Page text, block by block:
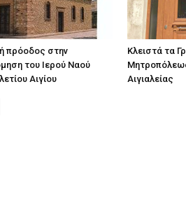
πρόοδος στην
του Ιερού Ναού
Αιγίου
Κλειστά τα
Αιγιαλείας